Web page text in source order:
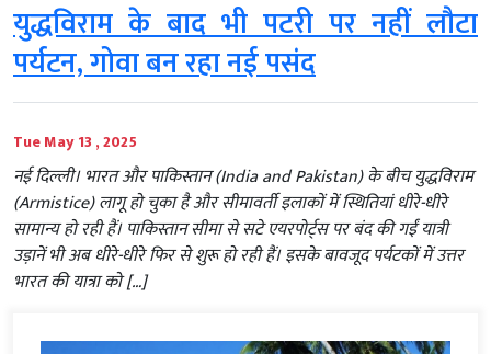
युद्धविराम के बाद भी पटरी पर नहीं लौटा
पर्यटन, गोवा बन रहा नई पसंद
Tue May 13 , 2025
नई दिल्ली। भारत और पाकिस्तान (India and Pakistan) के बीच युद्धविराम
(Armistice) लागू हो चुका है और सीमावर्ती इलाकों में स्थितियां धीरे-धीरे
सामान्य हो रही हैं। पाकिस्तान सीमा से सटे एयरपोर्ट्स पर बंद की गईं यात्री
उड़ानें भी अब धीरे-धीरे फिर से शुरू हो रही हैं। इसके बावजूद पर्यटकों में उत्तर
भारत की यात्रा को […]